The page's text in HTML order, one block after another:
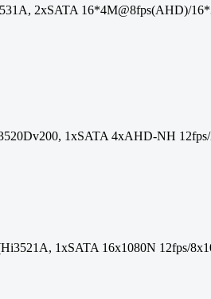
2xSATA 16*4M@8fps(AHD)/
1xSATA 4xAHD-NH
1xSATA 16x1080N 12fps/